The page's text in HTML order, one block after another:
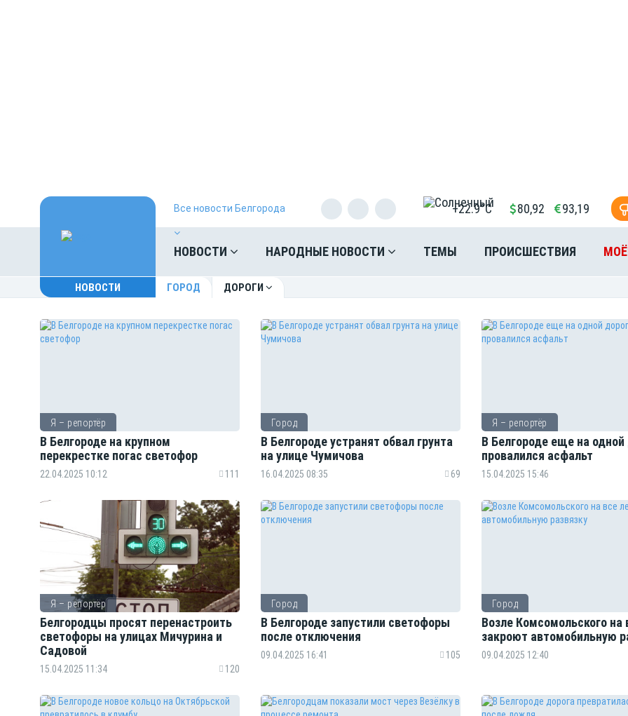
Все новости Белгорода +22.9°C 80,92 93,19
НОВОСТИ НАРОДНЫЕ НОВОСТИ ТЕМЫ ПРОИСШЕСТВИЯ
НОВОСТИ ГОРОД ДОРОГИ
Я – репортёр
В Белгороде на крупном
перекрестке погас светофор
22.04.2025 10:12 111
Город
В Белгороде устранят обвал грунта
на улице Чумичова
16.04.2025 08:35 69
Я – репортёр
В Белгороде еще на одной
провалился асфальт
15.04.2025 15:46
Я – репортёр
Белгородцы просят перенастроить
светофоры на улицах Мичурина и
Садовой
15.04.2025 11:34 120
Город
В Белгороде запустили светофоры
после отключения
09.04.2025 16:41 105
Город
Возле Комсомольского на
закроют автомобильную
09.04.2025 12:40